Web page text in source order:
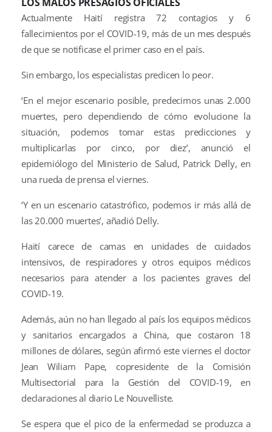
Actualmente Haití registra 72 contagios y 6
fallecimientos por el COVID-19, más de un mes después
de que se notificase el primer caso en el país.
Sin embargo, los especialistas predicen lo peor.
‘En el mejor escenario posible, predecimos unas 2.000
muertes, pero dependiendo de cómo evolucione la
situación, podemos tomar estas predicciones y
multiplicarlas por cinco, por diez’, anunció el
epidemiólogo del Ministerio de Salud, Patrick Delly, en
una rueda de prensa el viernes.
‘Y en un escenario catastrófico, podemos ir más allá de
las 20.000 muertes’, añadió Delly.
Haití carece de camas en unidades de cuidados
intensivos, de respiradores y otros equipos médicos
necesarios para atender a los pacientes graves del
COVID-19.
Además, aún no han llegado al país los equipos médicos
y sanitarios encargados a China, que costaron 18
millones de dólares, según afirmó este viernes el doctor
Jean Wiliam Pape, copresidente de la Comisión
Multisectorial para la Gestión del COVID-19, en
declaraciones al diario Le Nouvelliste.
Se espera que el pico de la enfermedad se produzca a